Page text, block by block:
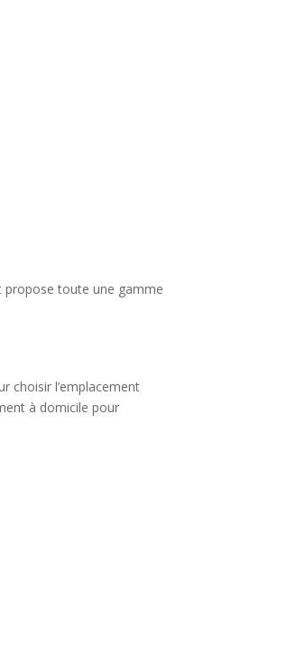
propose toute une gamme
choisir l’emplacement
à domicile pour